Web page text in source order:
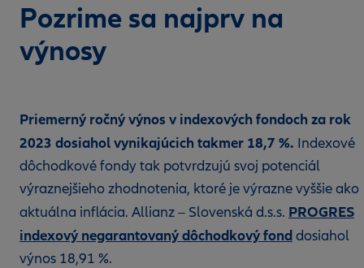
Pozrime sa najprv na
výnosy
Priemerný ročný výnos v indexových fondoch za rok
2023 dosiahol vynikajúcich takmer 18,7 %. Indexové
dôchodkové fondy tak potvrdzujú svoj potenciál
výraznejšieho zhodnotenia, ktoré je výrazne vyššie ako
aktuálna inflácia. Allianz – Slovenská d.s.s. PROGRES
indexový negarantovaný dôchodkový fonddosiahol
výnos 18,91 %.